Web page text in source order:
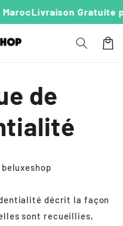
Livraison Gratuite
n
i
de
décrit la façon
sont recueillies,